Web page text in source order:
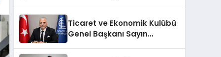
Ticaret ve Ekonomik Kulübü
Genel Başkanı Sayın